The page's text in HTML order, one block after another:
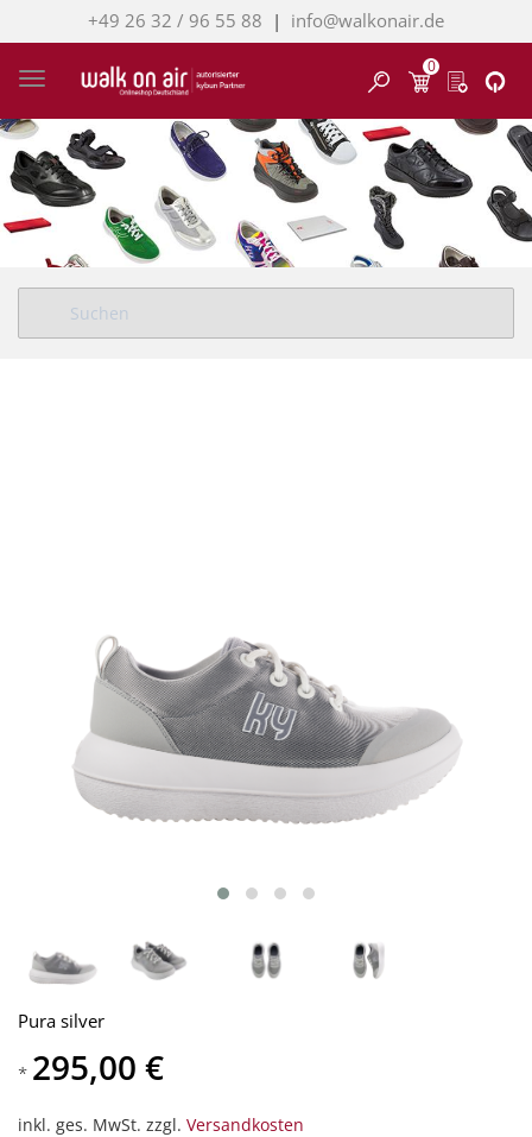
+49 26 32 / 96 55 88 | info@walkonair.de
Toggle navigation Finden
0
Pura silver
* 295,00 €
inkl. ges. MwSt. zzgl. Versandkosten